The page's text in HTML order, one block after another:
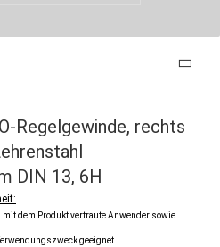
Regelgewinde, rechts
DIN 13, 6H
dem Produkt vertraute Anwender sowie
geeignet.